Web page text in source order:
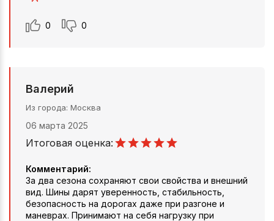
0 0
Валерий
Из города Москва
06 марта 2025
Итоговая оценка:
Комментарий:
За два сезона сохраняют свои свойства и внешний
вид. Шины дарят уверенность, стабильность,
безопасность на дорогах даже при разгоне и
маневрах. Принимают на себя нагрузку при